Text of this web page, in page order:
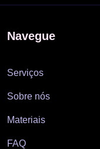
Navegue
Serviços
Sobre nós
Materiais
FAQ